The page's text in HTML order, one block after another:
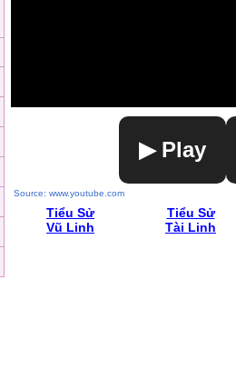
▶ Play
Source: www.youtube.com
Tiểu Sử
Vũ Linh
Tiểu Sử
Tài Linh